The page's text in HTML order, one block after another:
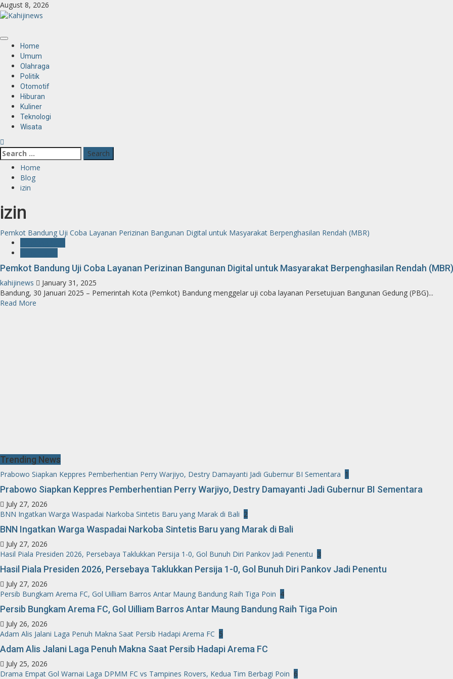
Skip
to
August 8, 2026
Primary
Menu
Home
Umum
Olahraga
Politik
Otomotif
Hiburan
Kuliner
Teknologi
Wisata
Search
for:
Home
Blog
izin
izin
Pemkot Bandung Uji Coba Layanan Perizinan Bangunan Digital untuk Masyarakat Berpenghasilan Rendah (MBR)
Pemkot Bandung Uji Coba Layanan Perizinan Bangunan Digital untuk Masyarakat Berpenghasilan Rendah (MBR)
kahijinews
January 31, 2025
Bandung, 30 Januari 2025 – Pemerintah Kota (Pemkot) Bandung menggelar uji coba layanan Persetujuan Bangunan Gedung (PBG)...
Read More
Trending News
Prabowo Siapkan Keppres Pemberhentian Perry Warjiyo, Destry Damayanti Jadi Gubernur BI Sementara 1
Prabowo Siapkan Keppres Pemberhentian Perry Warjiyo, Destry Damayanti Jadi Gubernur BI Sementara
July 27, 2026
BNN Ingatkan Warga Waspadai Narkoba Sintetis Baru yang Marak di Bali 2
BNN Ingatkan Warga Waspadai Narkoba Sintetis Baru yang Marak di Bali
July 27, 2026
Hasil Piala Presiden 2026, Persebaya Taklukkan Persija 1-0, Gol Bunuh Diri Pankov Jadi Penentu 3
Hasil Piala Presiden 2026, Persebaya Taklukkan Persija 1-0, Gol Bunuh Diri Pankov Jadi Penentu
July 27, 2026
Persib Bungkam Arema FC, Gol Uilliam Barros Antar Maung Bandung Raih Tiga Poin 4
Persib Bungkam Arema FC, Gol Uilliam Barros Antar Maung Bandung Raih Tiga Poin
July 26, 2026
Adam Alis Jalani Laga Penuh Makna Saat Persib Hadapi Arema FC 5
Adam Alis Jalani Laga Penuh Makna Saat Persib Hadapi Arema FC
July 25, 2026
Drama Empat Gol Warnai Laga DPMM FC vs Tampines Rovers, Kedua Tim Berbagi Poin 6